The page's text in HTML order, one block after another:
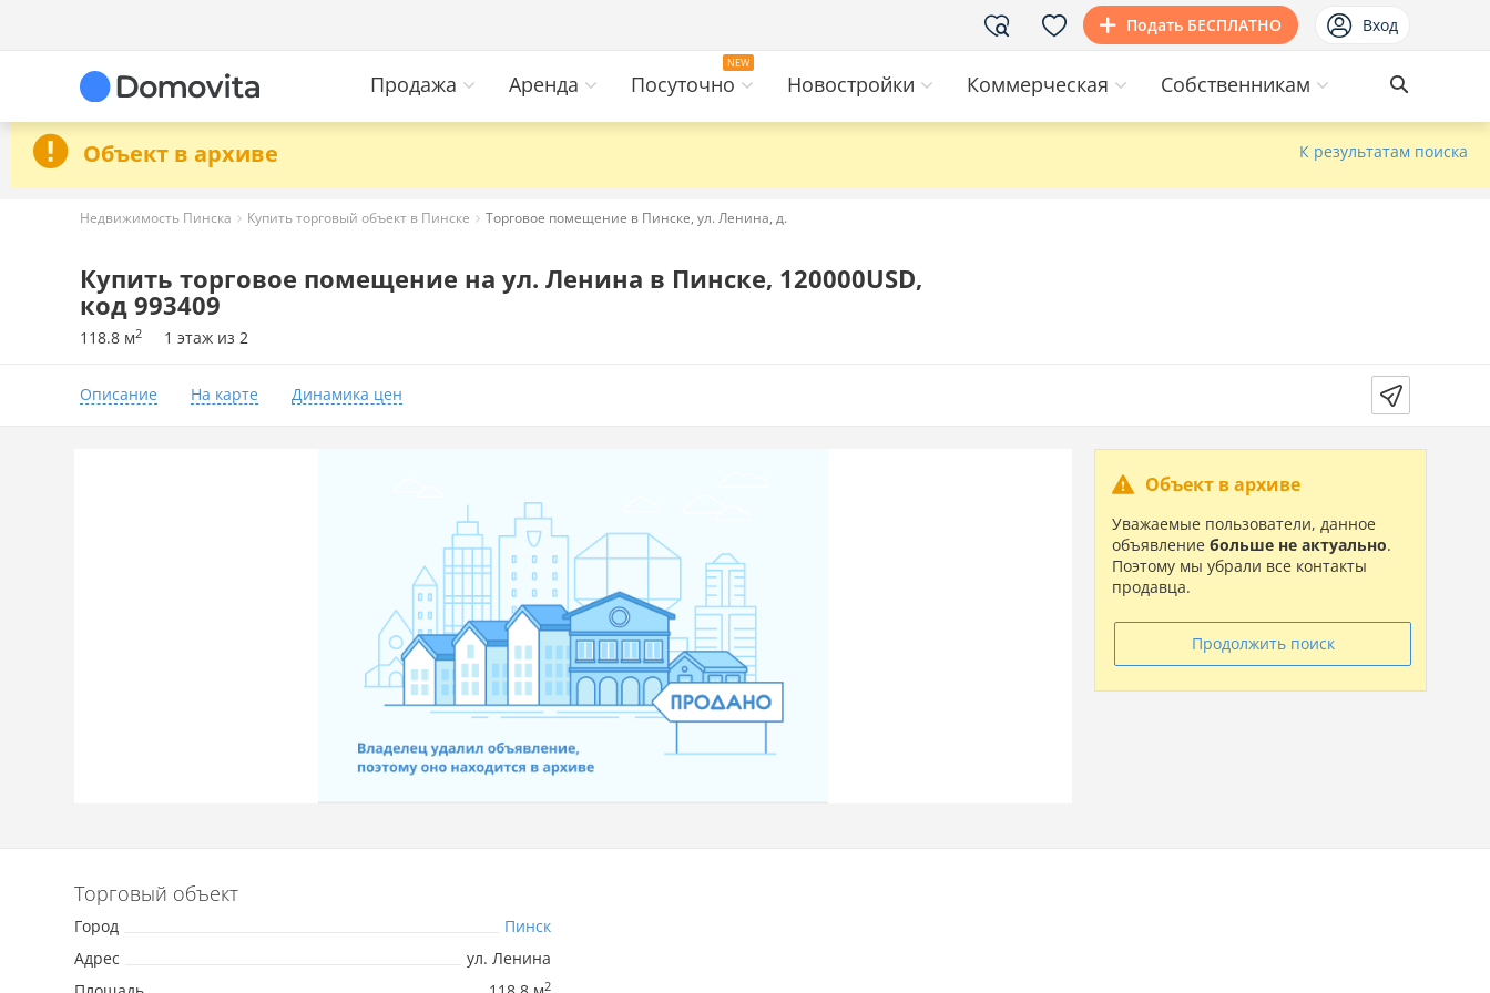
Подать БЕСПЛАТНО Вход
Продажа Аренда Посуточно Новостройки Коммерческая Собственникам
Объект в архиве К результатам поиска
Недвижимость Пинска Купить торговый объект в Пинске Торговое помещение в Пинске, ул. Ленина, д.
Купить торговое помещение на ул. Ленина в Пинске, 120000USD,
код 993409
118.8 м2 1 этаж из 2
Описание На карте Динамика цен
Объект в архиве
Уважаемые пользователи, данное
объявление больше не актуально.
Поэтому мы убрали все контакты
продавца.
Продолжить поиск
Торговый объект
Город
Пинск
Адрес
ул. Ленина
2